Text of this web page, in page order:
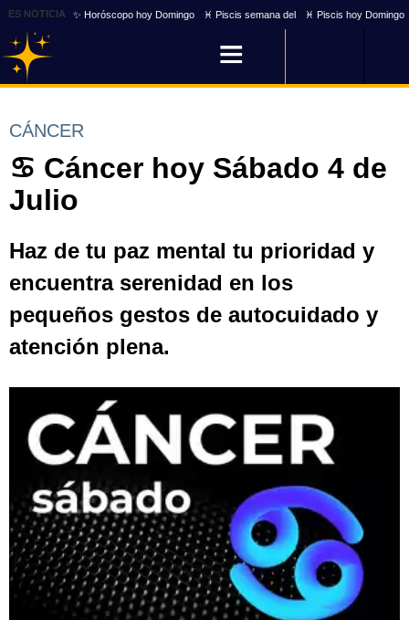
ES NOTICIA ✨ Horóscopo hoy Domingo ♓ Piscis semana del ♓ Piscis hoy Domingo
CÁNCER
♋ Cáncer hoy Sábado 4 de
Julio
Haz de tu paz mental tu prioridad y
encuentra serenidad en los
pequeños gestos de autocuidado y
atención plena.